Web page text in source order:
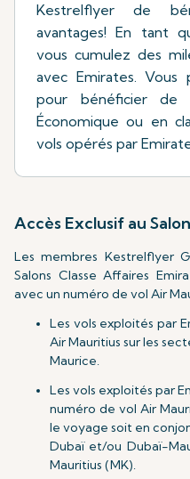
Kestrelflyer de
avantages! En tant
vous cumulez des
avec Emirates. Vous
pour bénéficier de
Économique ou en
vols opérés par
Accès Exclusif au Salon
Les membres Kestrelflyer
Salons Classe Affaires
avec un numéro de vol Air
Les vols exploités par
Air Mauritius sur les
Maurice.
Les vols exploités par
numéro de vol Air
le voyage soit en
Dubaï et/ou Dubaï-
Mauritius (MK).